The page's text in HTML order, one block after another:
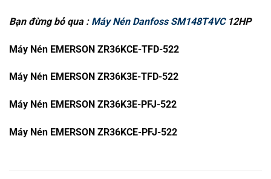
Bạn đừng bỏ qua : Máy Nén Danfoss SM148T4VC12HP
Máy Nén EMERSON ZR36KCE-TFD-522
Máy Nén EMERSON ZR36K3E-TFD-522
Máy Nén EMERSON ZR36K3E-PFJ-522
Máy Nén EMERSON ZR36KCE-PFJ-522